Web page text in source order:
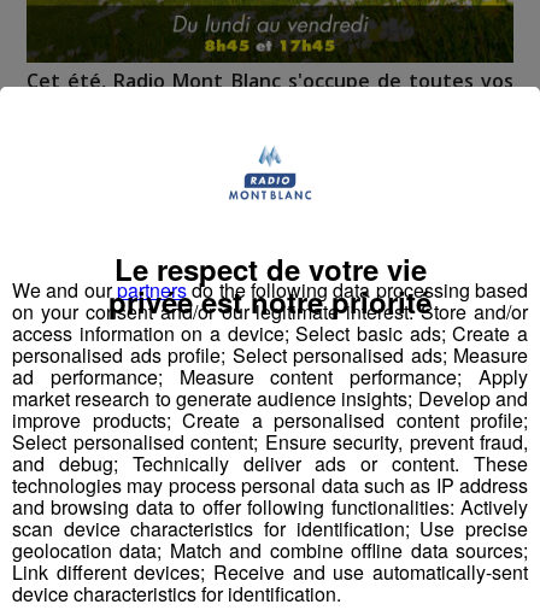
Cet été, Radio Mont Blanc s'occupe de toutes vos
Deux rendez-vous par jour, à 8h45 et 17h45 sur
Déstination été ! Une question...une destination !
Nous vous poserons une question, a vous de faire le
bon choix entre les 3 réponses pour repartir avec vos
entrées pour un maximum d'activités dans la région !
Inscription par téléphone toute la journée pour
participer aux 2 tirages au sort par jour à 8h45 et 17h45.
Appelez le standard au 04 50 58 24 09
Pour cette semaine on vous offre vos entrées pour vous
et la personne de votre choix pour
We and ourpartnersdo the following data processing based
on your consent and/or our legitimate interest: Store and/or
access information on a device; Select basic ads; Create a
personalised ads profile; Select personalised ads; Measure
ad performance; Measure content performance; Apply
market research to generate audience insights; Develop and
improve products; Create a personalised content profile;
Select personalised content; Ensure security, prevent fraud,
and debug; Technically deliver ads or content. These
technologies may process personal data such as IP address
and browsing data to offer following functionalities: Actively
scan device characteristics for identification; Use precise
geolocation data; Match and combine offline data sources;
Link different devices; Receive and use automatically-sent
device characteristics for identification.
Le respect de votre vie
privée est notre priorité